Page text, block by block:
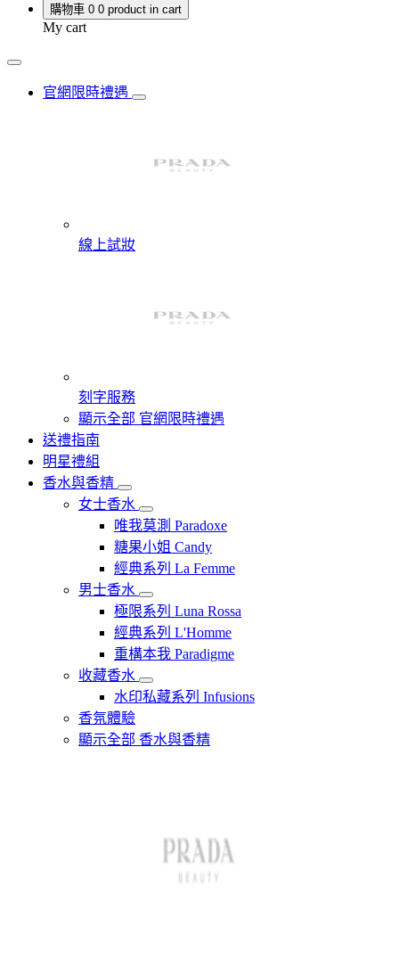
購物車 0 0 product in cart
My cart
官網限時禮遇
線上試妝
刻字服務
顯示全部 官網限時禮遇
送禮指南
明星禮組
香水與香精
女士香水
唯我莫測 Paradoxe
糖果小姐 Candy
經典系列 La Femme
男士香水
極限系列 Luna Rossa
經典系列 L'Homme
重構本我 Paradigme
收藏香水
水印私藏系列 Infusions
香氛體驗
顯示全部 香水與香精